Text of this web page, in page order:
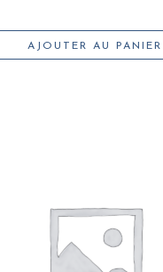
AJOUTER AU PANIER